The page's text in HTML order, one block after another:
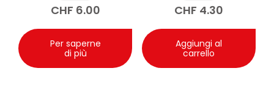
CHF 6.00
Per saperne
di più
CHF 4.30
Aggiungi al
carrello